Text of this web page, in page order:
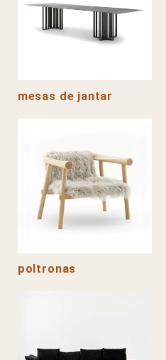
mesas de jantar
poltronas